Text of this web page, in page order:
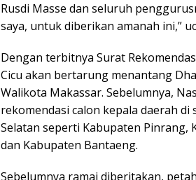
Rusdi Masse dan seluruh
saya, untuk diberikan amanah ini,”
Dengan terbitnya Surat
Cicu akan bertarung menantang
Walikota Makassar. Sebelumnya,
rekomendasi calon kepala daerah di
Selatan seperti Kabupaten Pinrang,
dan Kabupaten Bantaeng.
Sebelumnya ramai diberitakan,